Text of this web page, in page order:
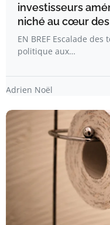
investisseurs
niché au cœur des
EN BREF Escalade
politique aux…
Adrien Noël